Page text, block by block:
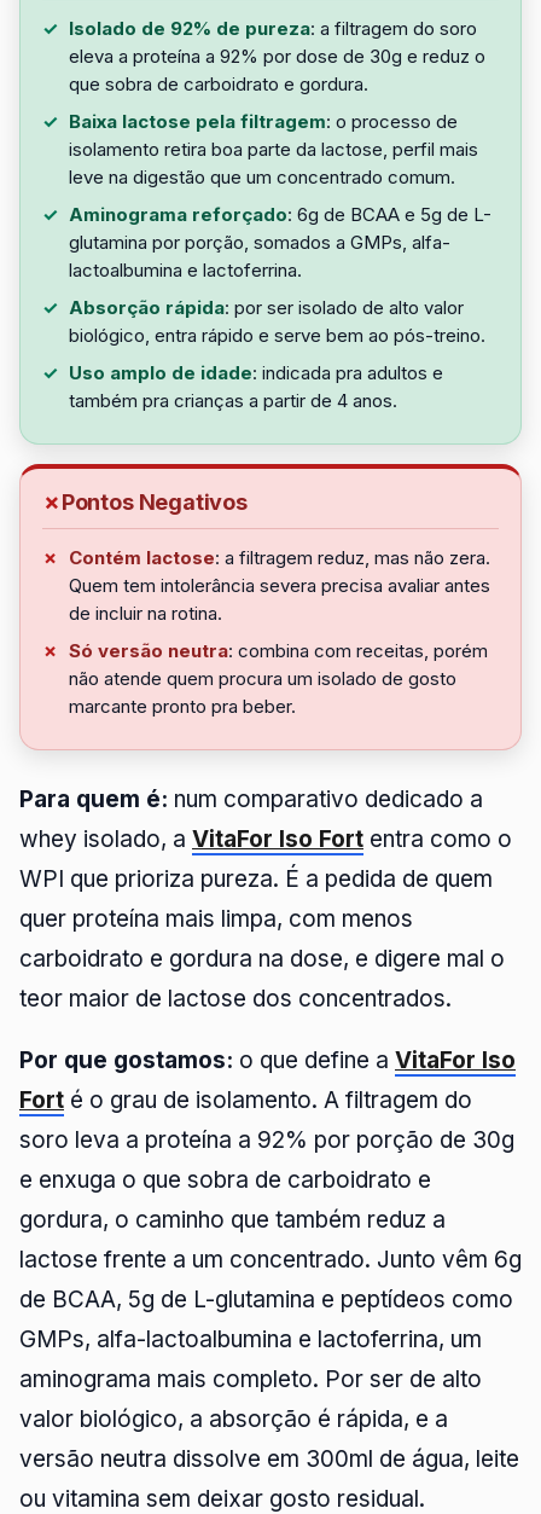
Isolado de 92% de pureza: a filtragem do soro
eleva a proteína a 92% por dose de 30g e reduz o
que sobra de carboidrato e gordura.
Baixa lactose pela filtragem: o processo de
isolamento retira boa parte da lactose, perfil mais
leve na digestão que um concentrado comum.
Aminograma reforçado: 6g de BCAA e 5g de L-
glutamina por porção, somados a GMPs, alfa-
lactoalbumina e lactoferrina.
Absorção rápida: por ser isolado de alto valor
biológico, entra rápido e serve bem ao pós-treino.
Uso amplo de idade: indicada pra adultos e
também pra crianças a partir de 4 anos.
Pontos Negativos
Contém lactose: a filtragem reduz, mas não zera.
Quem tem intolerância severa precisa avaliar antes
de incluir na rotina.
Só versão neutra: combina com receitas, porém
não atende quem procura um isolado de gosto
marcante pronto pra beber.
Para quem é: num comparativo dedicado a
whey isolado, a VitaFor Iso Fort entra como o
WPI que prioriza pureza. É a pedida de quem
quer proteína mais limpa, com menos
carboidrato e gordura na dose, e digere mal o
teor maior de lactose dos concentrados.
Por que gostamos: o que define a VitaFor Iso
Fort é o grau de isolamento. A filtragem do
soro leva a proteína a 92% por porção de 30g
e enxuga o que sobra de carboidrato e
gordura, o caminho que também reduz a
lactose frente a um concentrado. Junto vêm 6g
de BCAA, 5g de L-glutamina e peptídeos como
GMPs, alfa-lactoalbumina e lactoferrina, um
aminograma mais completo. Por ser de alto
valor biológico, a absorção é rápida, e a
versão neutra dissolve em 300ml de água, leite
ou vitamina sem deixar gosto residual.